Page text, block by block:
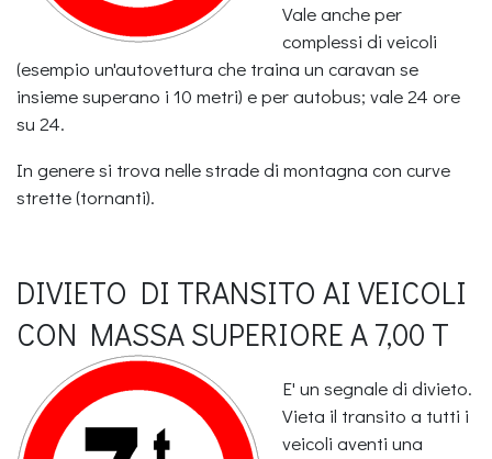
Vale anche per
complessi di veicoli
(esempio un'autovettura che traina un caravan se
insieme superano i 10 metri) e per autobus; vale 24 ore
su 24.
In genere si trova nelle strade di montagna con curve
strette (tornanti).
DIVIETO DI TRANSITO AI VEICOLI
CON MASSA SUPERIORE A 7,00 T
E' un segnale di divieto.
Vieta il transito a tutti i
veicoli aventi una